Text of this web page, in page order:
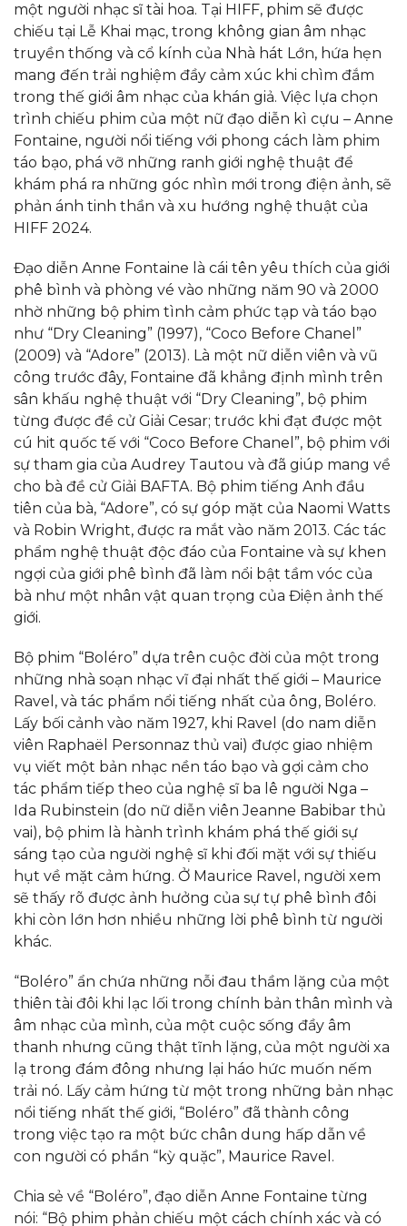
một người nhạc sĩ tài hoa. Tại HIFF, phim sẽ được
chiếu tại Lễ Khai mạc, trong không gian âm nhạc
truyền thống và cổ kính của Nhà hát Lớn, hứa hẹn
mang đến trải nghiệm đầy cảm xúc khi chìm đắm
trong thế giới âm nhạc của khán giả. Việc lựa chọn
trình chiếu phim của một nữ đạo diễn kì cựu – Anne
Fontaine, người nổi tiếng với phong cách làm phim
táo bạo, phá vỡ những ranh giới nghệ thuật để
khám phá ra những góc nhìn mới trong điện ảnh, sẽ
phản ánh tinh thần và xu hướng nghệ thuật của
HIFF 2024.
Đạo diễn Anne Fontaine là cái tên yêu thích của giới
phê bình và phòng vé vào những năm 90 và 2000
nhờ những bộ phim tình cảm phức tạp và táo bạo
như “Dry Cleaning” (1997), “Coco Before Chanel”
(2009) và “Adore” (2013). Là một nữ diễn viên và vũ
công trước đây, Fontaine đã khẳng định mình trên
sân khấu nghệ thuật với “Dry Cleaning”, bộ phim
từng được đề cử Giải Cesar; trước khi đạt được một
cú hit quốc tế với “Coco Before Chanel”, bộ phim với
sự tham gia của Audrey Tautou và đã giúp mang về
cho bà đề cử Giải BAFTA. Bộ phim tiếng Anh đầu
tiên của bà, “Adore”, có sự góp mặt của Naomi Watts
và Robin Wright, được ra mắt vào năm 2013. Các tác
phẩm nghệ thuật độc đáo của Fontaine và sự khen
ngợi của giới phê bình đã làm nổi bật tầm vóc của
bà như một nhân vật quan trọng của Điện ảnh thế
giới.
Bộ phim “Boléro” dựa trên cuộc đời của một trong
những nhà soạn nhạc vĩ đại nhất thế giới – Maurice
Ravel, và tác phẩm nổi tiếng nhất của ông, Boléro.
Lấy bối cảnh vào năm 1927, khi Ravel (do nam diễn
viên Raphaël Personnaz thủ vai) được giao nhiệm
vụ viết một bản nhạc nền táo bạo và gợi cảm cho
tác phẩm tiếp theo của nghệ sĩ ba lê người Nga –
Ida Rubinstein (do nữ diễn viên Jeanne Babibar thủ
vai), bộ phim là hành trình khám phá thế giới sự
sáng tạo của người nghệ sĩ khi đối mặt với sự thiếu
hụt về mặt cảm hứng. Ở Maurice Ravel, người xem
sẽ thấy rõ được ảnh hưởng của sự tự phê bình đôi
khi còn lớn hơn nhiều những lời phê bình từ người
khác.
“Boléro” ẩn chứa những nỗi đau thầm lặng của một
thiên tài đôi khi lạc lối trong chính bản thân mình và
âm nhạc của mình, của một cuộc sống đầy âm
thanh nhưng cũng thật tĩnh lặng, của một người xa
lạ trong đám đông nhưng lại háo hức muốn nếm
trải nó. Lấy cảm hứng từ một trong những bản nhạc
nổi tiếng nhất thế giới, “Boléro” đã thành công
trong việc tạo ra một bức chân dung hấp dẫn về
con người có phần “kỳ quặc”, Maurice Ravel.
Chia sẻ về “Boléro”, đạo diễn Anne Fontaine từng
nói: “Bộ phim phản chiếu một cách chính xác và có